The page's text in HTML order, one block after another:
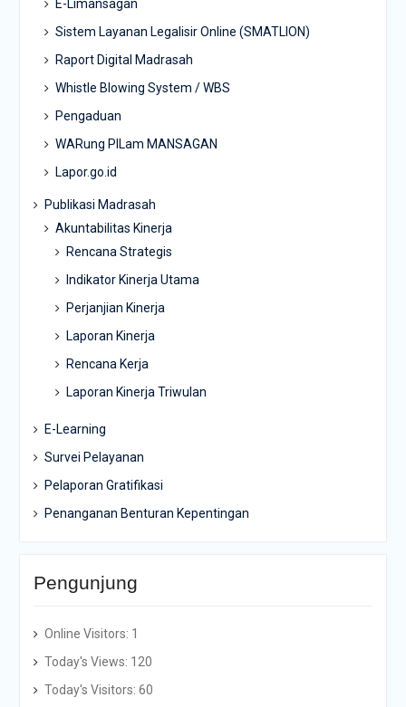
E-Limansagan
Sistem Layanan Legalisir Online (SMATLION)
Raport Digital Madrasah
Whistle Blowing System / WBS
Pengaduan
WARung PILam MANSAGAN
Lapor.go.id
Publikasi Madrasah
Akuntabilitas Kinerja
Rencana Strategis
Indikator Kinerja Utama
Perjanjian Kinerja
Laporan Kinerja
Rencana Kerja
Laporan Kinerja Triwulan
E-Learning
Survei Pelayanan
Pelaporan Gratifikasi
Penanganan Benturan Kepentingan
Pengunjung
Online Visitors: 1
Today's Views: 120
Today's Visitors: 60